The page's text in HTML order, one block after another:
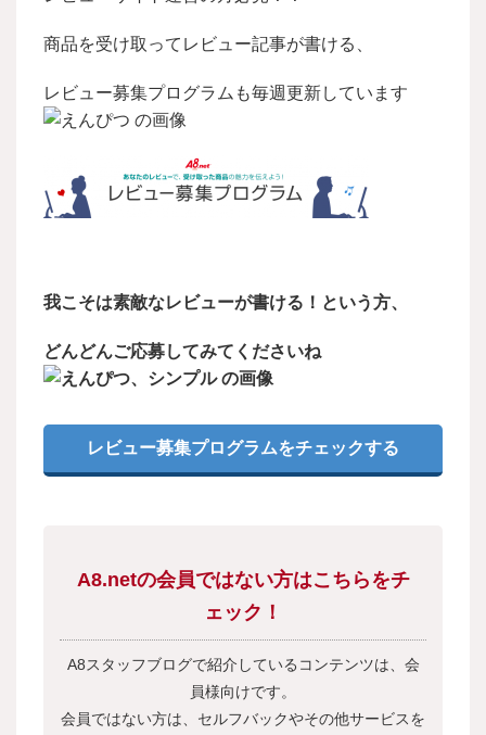
商品を受け取ってレビュー記事が書ける、
レビュー募集プログラムも毎週更新しています
我こそは素敵なレビューが書ける！という方、
どんどんご応募してみてくださいね
レビュー募集プログラムをチェックする
A8.netの会員ではない方はこちらをチ
ェック！
A8スタッフブログで紹介しているコンテンツは、会
員様向けです。
会員ではない方は、セルフバックやその他サービスを